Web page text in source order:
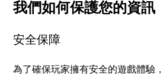
我們如何保護您的資訊
安全保障
為了確保玩家擁有安全的遊戲體驗